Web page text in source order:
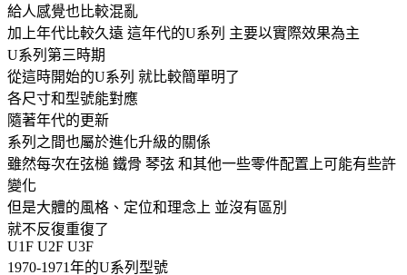
給人感覺也比較混亂
加上年代比較久遠 這年代的U系列 主要以實際效果為主
U系列第三時期
從這時開始的U系列 就比較簡單明了
各尺寸和型號能對應
隨著年代的更新
系列之間也屬於進化升級的關係
雖然每次在弦槌 鐵骨 琴弦 和其他一些零件配置上可能有些許
變化
但是大體的風格、定位和理念上 並沒有區別
就不反復重復了
U1F U2F U3F
1970-1971年的U系列型號